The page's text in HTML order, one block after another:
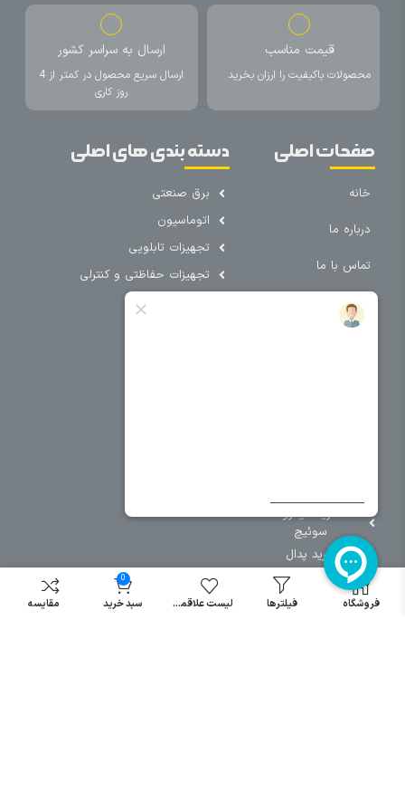
قیمت مناسب
محصولات باکیفیت را ارزان بخرید
ارسال به سراسر کشور
ارسال سریع محصول در کمتر از 4
روز کاری
صفحات اصلی
خانه
درباره ما
تماس با ما
فروشگاه
دسته بندی های اصلی
برق صنعتی
اتوماسیون
تجهیزات تابلویی
تجهیزات حفاظتی و کنترلی
خرید میکرو
سوئیچ
خرید پدال
صنعتی
فروشگاه فیلترها لیست علاقمندی
0
سبد خرید مقایسه